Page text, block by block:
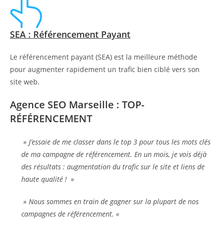
SEA : Référencement Payant
Le référencement payant (SEA) est la meilleure méthode
pour augmenter rapidement un trafic bien ciblé vers son
site web.
Agence SEO Marseille : TOP-
RÉFÉRENCEMENT
» J’essaie de me classer dans le top 3 pour tous les mots clés
de ma campagne de référencement. En un mois, je vois déjà
des résultats : augmentation du trafic sur le site et liens de
haute qualité ! »
» Nous sommes en train de gagner sur la plupart de nos
campagnes de référencement. «